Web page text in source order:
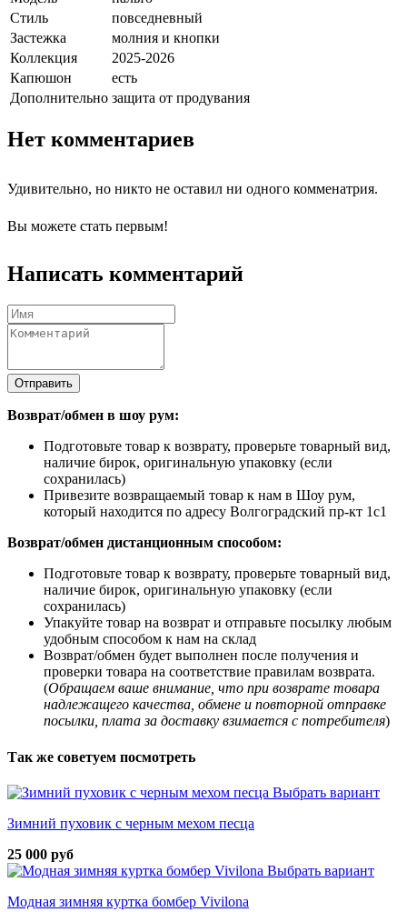
Стиль
повседневный
Застежка
молния и кнопки
Коллекция
2025-2026
Капюшон
есть
Дополнительно защита от продувания
Нет комментариев
Удивительно, но никто не оставил ни одного комменатрия.
Вы можете стать первым!
Написать комментарий
Отправить
Возврат/обмен в шоу рум:
Подготовьте товар к возврату, проверьте товарный вид,
наличие бирок, оригинальную упаковку (если
сохранилась)
Привезите возвращаемый товар к нам в Шоу рум,
который находится по адресу Волгоградский пр-кт 1с1
Возврат/обмен дистанционным способом:
Подготовьте товар к возврату, проверьте товарный вид,
наличие бирок, оригинальную упаковку (если
сохранилась)
Упакуйте товар на возврат и отправьте посылку любым
удобным способом к нам на склад
Возврат/обмен будет выполнен после получения и
проверки товара на соответствие правилам возврата.
(Обращаем ваше внимание, что при возврате товара
надлежащего качества, обмене и повторной отправке
посылки, плата за доставку взимается с потребителя)
Так же советуем посмотреть
Выбрать вариант
Зимний пуховик с черным мехом песца
25 000 руб
Выбрать вариант
Модная зимняя куртка бомбер Vivilona